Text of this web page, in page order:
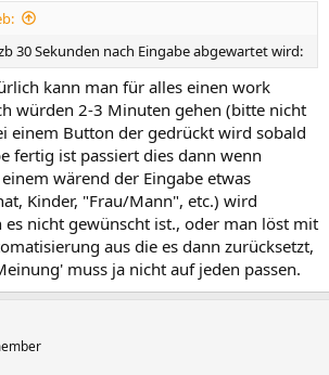
30 Sekunden nach Eingabe abgewartet wird:
kann man für alles einen work
würden 2-3 Minuten gehen (bitte nicht
einem Button der gedrückt wird sobald
fertig ist passiert dies dann wenn
wärend der Eingabe etwas
Kinder, "Frau/Mann", etc.) wird
es nicht gewünscht ist., oder man löst mit
aus die es dann zurücksetzt,
muss ja nicht auf jeden passen.